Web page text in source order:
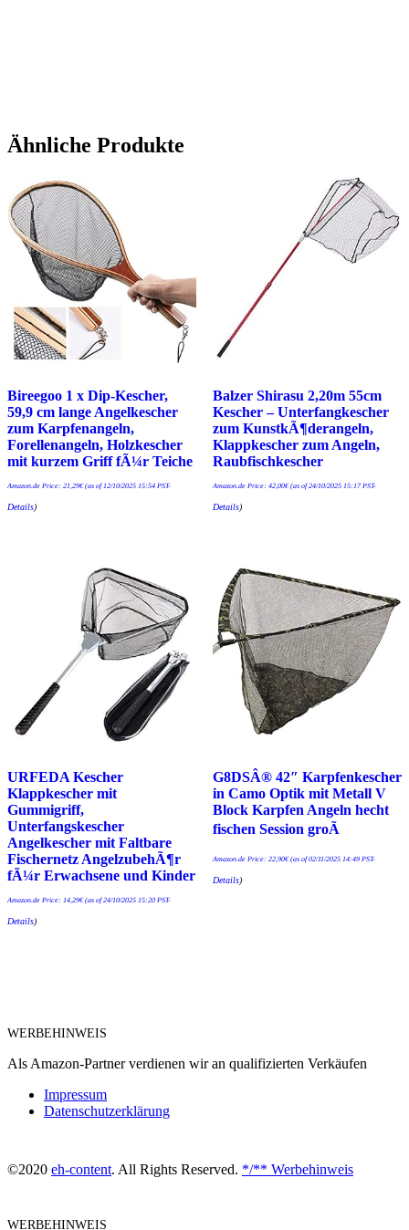
Ähnliche Produkte
Bireegoo 1 x Dip-Kescher,
59,9 cm lange Angelkescher
zum Karpfenangeln,
Forellenangeln, Holzkescher
mit kurzem Griff fÃ¼r Teiche
Amazon.de Price: 21,29€(as of 12/10/2025 15:54 PST-
Details)
Balzer Shirasu 2,20m 55cm
Kescher – Unterfangkescher
zum KunstkÃ¶derangeln,
Klappkescher zum Angeln,
Raubfischkescher
Amazon.de Price: 42,00€(as of 24/10/2025 15:17 PST-
Details)
URFEDA Kescher
Klappkescher mit
Gummigriff,
Unterfangskescher
Angelkescher mit Faltbare
Fischernetz AngelzubehÃ¶r
fÃ¼r Erwachsene und Kinder
Amazon.de Price: 14,29€(as of 24/10/2025 15:20 PST-
Details)
G8DSÂ® 42″ Karpfenkescher
in Camo Optik mit Metall V
Block Karpfen Angeln hecht
fischen Session groÃ
Amazon.de Price: 22,90€(as of 02/11/2025 14:49 PST-
Details)
WERBEHINWEIS
Als Amazon-Partner verdienen wir an qualifizierten Verkäufen
Impressum
Datenschutzerklärung
©2020 eh-content. All Rights Reserved. */** Werbehinweis
WERBEHINWEIS